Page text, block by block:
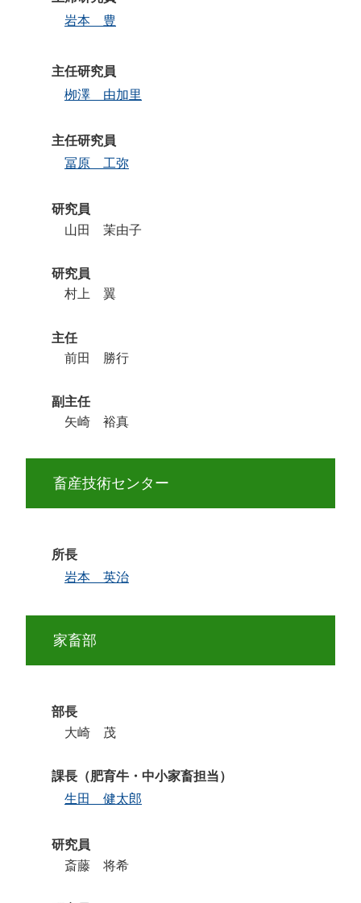
岩本 豊
主任研究員
栁澤 由加里
主任研究員
冨原 工弥
研究員
山田 茉由子
研究員
村上 翼
主任
前田 勝行
副主任
矢崎 裕真
畜産技術センター
所長
岩本 英治
家畜部
部長
大崎 茂
課長（肥育牛・中小家畜担当）
生田 健太郎
研究員
斎藤 将希